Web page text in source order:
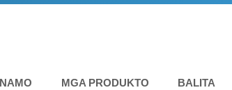
MGA PRODUKTO BALITA